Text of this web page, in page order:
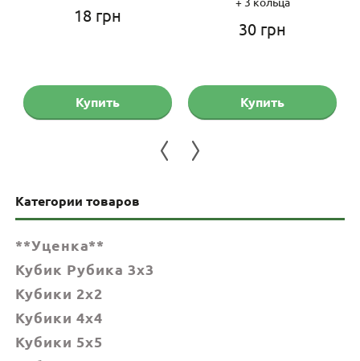
18 грн
Купить
30 грн
Купить
Категории товаров
**Уценка**
Кубик Рубика 3x3
Кубики 2x2
Кубики 4x4
Кубики 5x5